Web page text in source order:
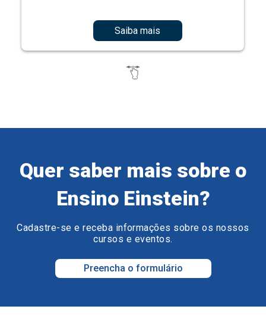
Saiba mais
Quer saber mais sobre o
Ensino Einstein?
Cadastre-se e receba informações sobre os nossos
cursos e eventos.
Preencha o formulário